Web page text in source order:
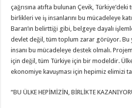
çağrısına atıfta bulunan Çevik, Türkiye’deki
birlikleri ve iş insanlarını bu mücadeleye
Baran’ın belirttiği gibi, belgeye dayalı
devlet değil, tüm toplum zarar görüyor. Bu
insanı bu mücadeleye destek olmalı.
için değil, tüm Türkiye için bir modeldir.
ekonomiye kavuşması için hepimiz elimizi
“BU ÜLKE HEPİMİZİN, BİRLİKTE